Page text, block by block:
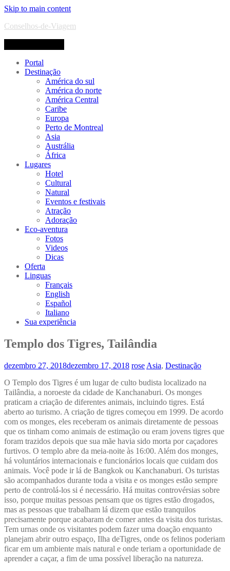
Skip to main content
Conselhos-de-Viagem
Portal
Destinação
América do sul
América do norte
América Central
Caribe
Europa
Perto de Montreal
Asia
Austrália
África
Lugares
Hotel
Cultural
Natural
Eventos e festivais
Atração
Adoração
Eco-aventura
Fotos
Videos
Dicas
Oferta
Linguas
Français
English
Español
Italiano
Sua experiência
Templo dos Tigres, Tailândia
dezembro 27, 2018dezembro 17, 2018 rose Asia, Destinação
O Templo dos Tigres é um lugar de culto budista localizado na
Tailândia, a noroeste da cidade de Kanchanaburi. Os monges
praticam a criação de diferentes animais, incluindo tigres. Está
aberto ao turismo. A criação de tigres começou em 1999. De acordo
com os monges, eles receberam os animais diretamente de pessoas
que os tinham como animais de estimação ou eram jovens tigres que
foram trazidos depois que sua mãe havia sido morta por caçadores
furtivos. O templo abre da meia-noite às 16:00. Além dos monges,
há voluntários internacionais e funcionários locais que cuidam dos
animais. Você pode ir lá de Bangkok ou Kanchanaburi. Os turistas
são acompanhados durante toda a visita e os monges estão sempre
perto de controlá-los si é necessário. Há muitas controvérsias sobre
isso, porque muitas pessoas pensam que os tigres estão drogados,
mas as pessoas que trabalham lá dizem que estão tranquilos
precisamente porque acabaram de comer antes da visita dos turistas.
Tem urnas onde os visitantes podem fazer uma doação enquanto
planejam abrir outro espaço, Ilha deTigres, onde os felinos poderiam
ficar em um ambiente mais natural e onde teriam a oportunidade de
aprender a caçar, a fim de uma possível liberação na natureza.